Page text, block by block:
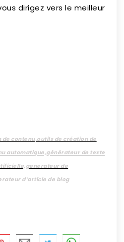
dirigez vers le meilleur
de contenu,outils de création de
automatique,générateur de texte
de
d’article de blog